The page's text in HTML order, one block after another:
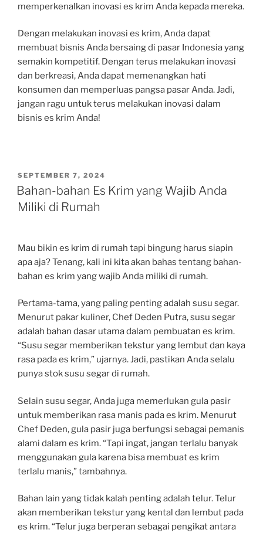
memperkenalkan inovasi es krim Anda kepada mereka.
Dengan melakukan inovasi es krim, Anda dapat
membuat bisnis Anda bersaing di pasar Indonesia yang
semakin kompetitif. Dengan terus melakukan inovasi
dan berkreasi, Anda dapat memenangkan hati
konsumen dan memperluas pangsa pasar Anda. Jadi,
jangan ragu untuk terus melakukan inovasi dalam
bisnis es krim Anda!
POSTED
ON
SEPTEMBER 7, 2024
Bahan-bahan Es Krim yang Wajib Anda
Miliki di Rumah
Mau bikin es krim di rumah tapi bingung harus siapin
apa aja? Tenang, kali ini kita akan bahas tentang bahan-
bahan es krim yang wajib Anda miliki di rumah.
Pertama-tama, yang paling penting adalah susu segar.
Menurut pakar kuliner, Chef Deden Putra, susu segar
adalah bahan dasar utama dalam pembuatan es krim.
“Susu segar memberikan tekstur yang lembut dan kaya
rasa pada es krim,” ujarnya. Jadi, pastikan Anda selalu
punya stok susu segar di rumah.
Selain susu segar, Anda juga memerlukan gula pasir
untuk memberikan rasa manis pada es krim. Menurut
Chef Deden, gula pasir juga berfungsi sebagai pemanis
alami dalam es krim. “Tapi ingat, jangan terlalu banyak
menggunakan gula karena bisa membuat es krim
terlalu manis,” tambahnya.
Bahan lain yang tidak kalah penting adalah telur. Telur
akan memberikan tekstur yang kental dan lembut pada
es krim. “Telur juga berperan sebagai pengikat antara